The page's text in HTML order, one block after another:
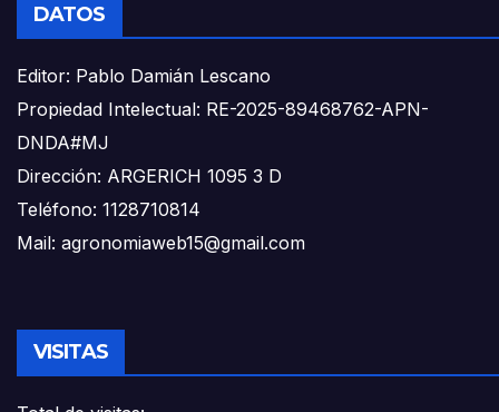
DATOS
Editor: Pablo Damián Lescano
Propiedad Intelectual: RE-2025-89468762-APN-
DNDA#MJ
Dirección: ARGERICH 1095 3 D
Teléfono: 1128710814
Mail: agronomiaweb15@gmail.com
VISITAS